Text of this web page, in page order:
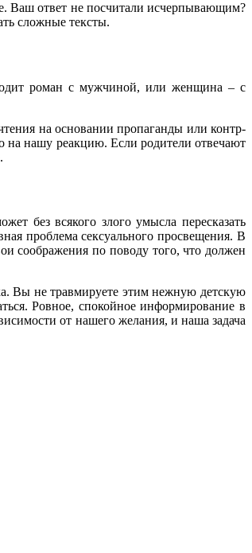
Ваш ответ не посчитали исчерпывающим?
сложные тексты.
роман с мужчиной, или женщина – с
на основании пропаганды или контр-
на нашу реакцию. Если родители отвечают
без всякого злого умысла пересказать
проблема сексуального просвещения. В
соображения по поводу того, что должен
Вы не травмируете этим нежную детскую
Ровное, спокойное информирование в
от нашего желания, и наша задача